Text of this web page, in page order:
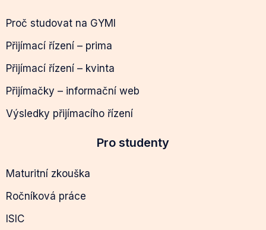
Proč studovat na GYMI
Přijímací řízení – prima
Přijímací řízení – kvinta
Přijímačky – informační web
Výsledky přijímacího řízení
Pro studenty
Maturitní zkouška
Ročníková práce
ISIC